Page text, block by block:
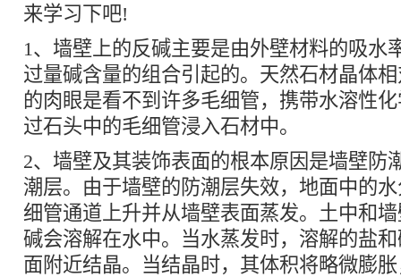
来学习下吧!
1、墙壁上的反碱主要是由外壁材料的吸水
过量碱含量的组合引起的。天然石材晶体
的肉眼是看不到许多毛细管，携带水溶性
过石头中的毛细管浸入石材中。
2、墙壁及其装饰表面的根本原因是墙壁防
潮层。由于墙壁的防潮层失效，地面中的
细管通道上升并从墙壁表面蒸发。土中和
碱会溶解在水中。当水蒸发时，溶解的盐
面附近结晶。当结晶时，其体积将略微膨